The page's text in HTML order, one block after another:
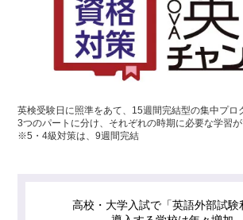
英検受験日に照準をあて、15週間完結型の集中プロ
3つのパートに分け、それぞれの時期に必要な学習が
※5・4級対策は、9週間完結
高校・大学入試で「英語外部試験